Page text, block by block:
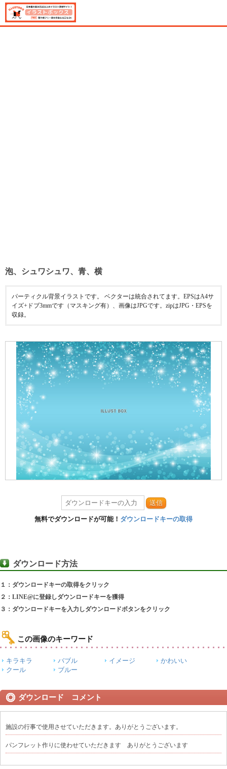
泡、シュワシュワ、青、横
パーティクル背景イラストです。 ベクターは統合されてます。EPSはA4サ
イズ+ドブ3mmです（マスキング有）、画像はJPGです。zipはJPG・EPSを
収録。
送信
無料でダウンロードが可能！ ダウンロードキーの取得
ダウンロード方法
１：ダウンロードキーの取得をクリック
２：LINE@に登録しダウンロードキーを獲得
３：ダウンロードキーを入力しダウンロードボタンをクリック
この画像のキーワード
キラキラ バブル イメージ
かわいい
クール
ブルー
ダウンロード コメント
施設の行事で使用させていただきます。ありがとうございます。
パンフレット作りに使わせていただきます ありがとうございます